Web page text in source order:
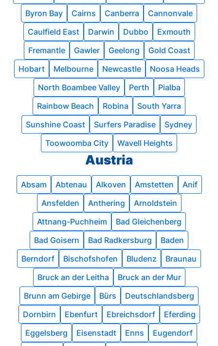
Byron Bay
Cairns Canberra
Cannonvale
Caulfield East
Darwin Dubbo
Exmouth
Fremantle
Gawler Geelong
Gold Coast
Hobart
Melbourne Newcastle
Noosa Heads
North Boambee Valley
Perth
Pialba
Rainbow Beach
Robina
South Yarra
Sunshine Coast
Surfers Paradise
Sydney
Toowoomba City
Wavell Heights
Austria
Absam Abtenau Alkoven Amstetten
Anif
Ansfelden
Anthering
Arnoldstein
Attnang-Puchheim
Bad Gleichenberg
Bad Goisern
Bad Radkersburg
Baden
Berndorf
Bischofshofen Bludenz
Braunau
Bruck an der Leitha
Bruck an der Mur
Brunn am Gebirge
Bürs
Deutschlandsberg
Dornbirn
Ebenfurt Ebreichsdorf
Eferding
Eggelsberg
Eisenstadt Enns
Eugendorf